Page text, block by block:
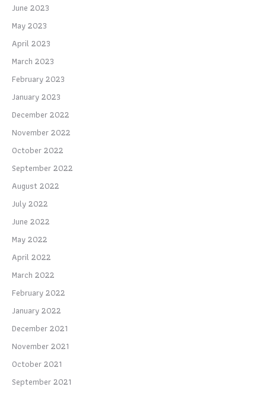
June 2023
May 2023
April 2023
March 2023
February 2023
January 2023
December 2022
November 2022
October 2022
September 2022
August 2022
July 2022
June 2022
May 2022
April 2022
March 2022
February 2022
January 2022
December 2021
November 2021
October 2021
September 2021